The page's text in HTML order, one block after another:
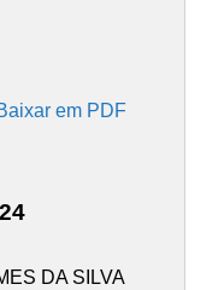
em PDF
DA SILVA